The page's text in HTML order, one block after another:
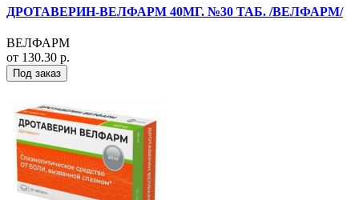
ДРОТАВЕРИН-ВЕЛФАРМ 40МГ. №30 ТАБ. /ВЕЛФАРМ/
ВЕЛФАРМ
от 130.30 р.
Под заказ